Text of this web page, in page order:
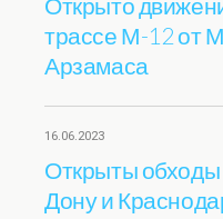
трассе М-12 от
Арзамаса
16.06.2023
Открыты
Дону и